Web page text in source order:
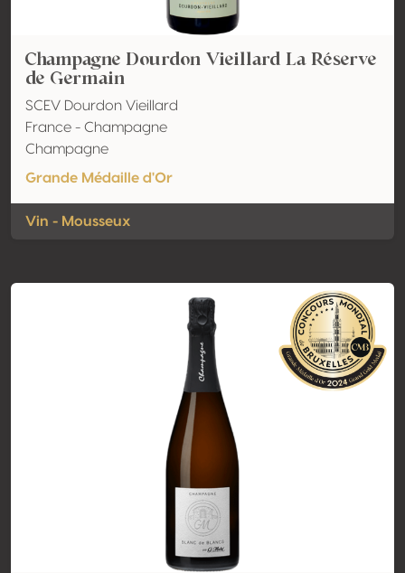
Champagne Dourdon Vieillard La Réserve
de Germain
SCEV Dourdon Vieillard
France - Champagne
Champagne
Grande Médaille d'Or
Vin - Mousseux